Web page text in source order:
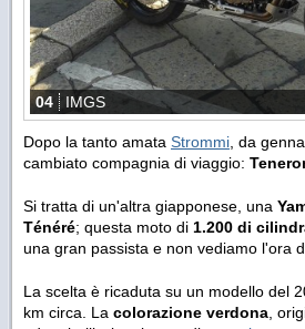
04 IMGS
Dopo la tanto amata Strommi, da
cambiato compagnia di viaggio:
Si tratta di un'altra giapponese, una
Ténéré; questa moto di 1.200 di
una gran passista e non vediamo l'ora
La scelta è ricaduta su un modello del
km circa. La colorazione verdona,